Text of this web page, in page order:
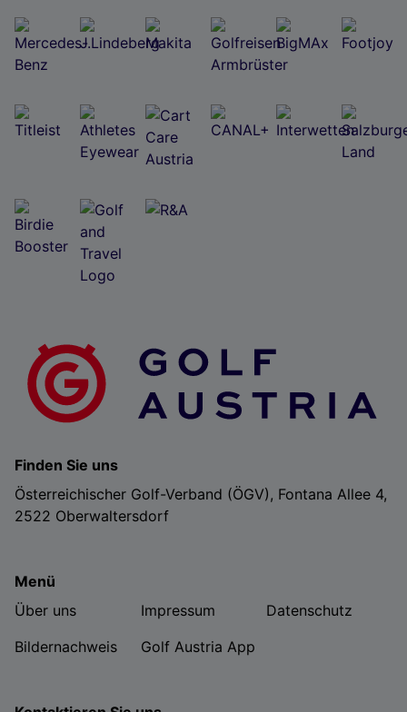
Finden Sie uns
Österreichischer Golf-Verband (ÖGV), Fontana Allee 4,
2522 Oberwaltersdorf
Menü
Über uns
Impressum
Datenschutz
Bildernachweis
Golf Austria App